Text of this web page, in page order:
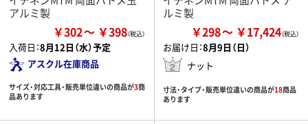
アルミ製
￥302 ￥398
入荷日：8月12日（水）予定
アスクル在庫商品
サイズ・対応工具・販売単位違いの商品が3商
品あります
ルミ製
￥298 ￥17,424
お届け日：8月9日（日）
ナット
寸法・タイプ・販売単位違いの商品が18商品
あります